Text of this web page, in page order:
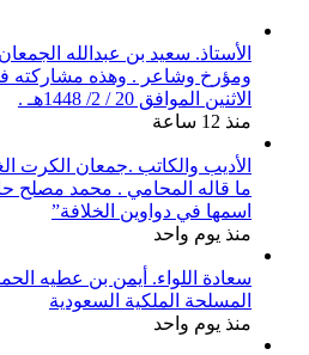
الأستاذ. سعيد بن عبدالله
ومؤرخ وشاعر . وهذه مشاركته
الاثنين الموافق 20 / 2/ 1448هـ .
منذ 12 ساعة
الأديب والكاتب .جمعان الكرت
ما قاله المحامي . محمد مصلح
اسمها في دواوين الخلافة”
منذ يوم واحد
سعادة اللواء. أيمن بن عطيه
المسلحة الملكية السعودية
منذ يوم واحد